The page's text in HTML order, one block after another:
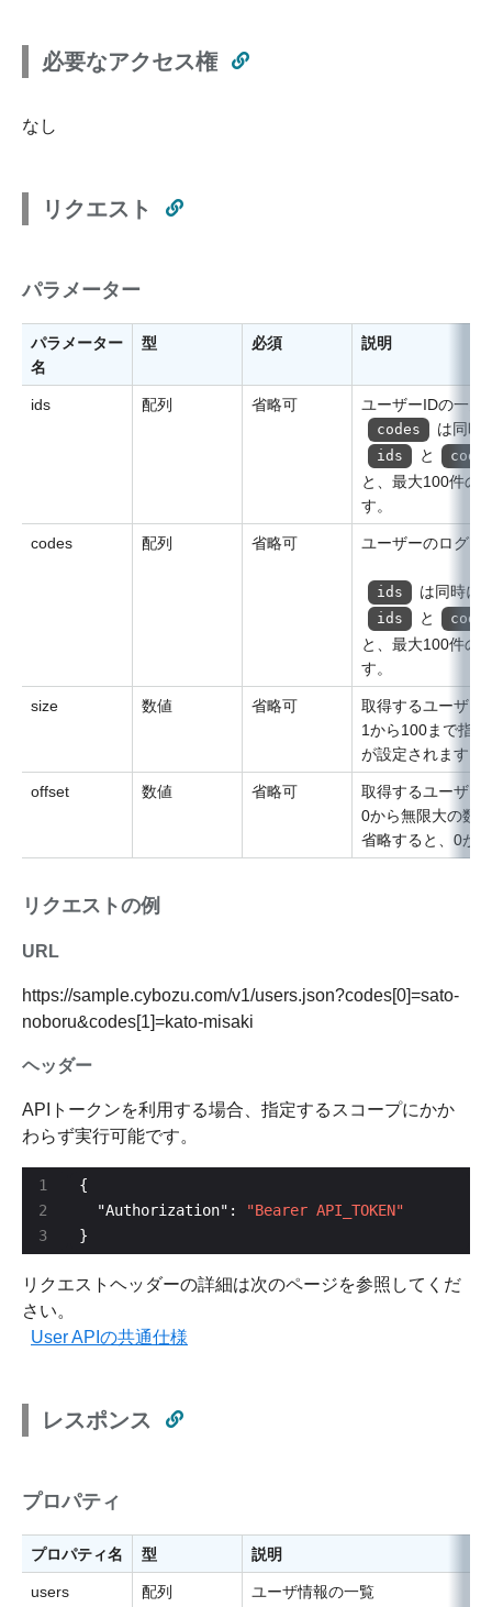
必要なアクセス権
なし
リクエスト
パラメーター
パラメーター
名
型 必須 説明
ids 配列 省略可 ユーザーIDの一覧
codes は同時
ids と
と、最大100件の
す。
codes 配列 省略可 ユーザーのログイ
ids は同時に
ids と
と、最大100件の
す。
size 数値 省略可
取得するユーザー
1から100まで指
が設定されます。
offset 数値 省略可
取得するユーザー
0から無限大の数
省略すると、0が
リクエストの例
URL
https://sample.cybozu.com/v1/users.json?codes[0]=sato-
noboru&codes[1]=kato-misaki
ヘッダー
APIトークンを利用する場合、指定するスコープにかか
わらず実行可能です。
3
  "Authorization":
"Bearer API_TOKEN"
}
リクエストヘッダーの詳細は次のページを参照してくだ
さい。
User APIの共通仕様
レスポンス
プロパティ
プロパティ名 型 説明
users 配列
ユーザ情報の一覧